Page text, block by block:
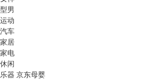
型男
运动
汽车
家居
家电
休闲
乐器 京东母婴